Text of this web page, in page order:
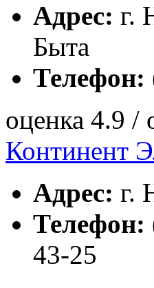
Адрес: г.
Быта
Телефон:
оценка 4.9 /
Континент
Адрес: г.
Телефон:
43-25